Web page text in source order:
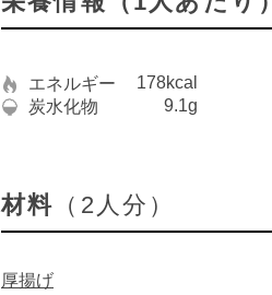
エネルギー 178kcal
炭水化物
9.1g
材料 （2人分）
厚揚げ